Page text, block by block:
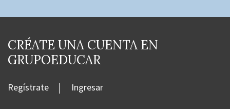
CRÉATE UNA CUENTA EN
GRUPOEDUCAR
Regístrate Ingresar